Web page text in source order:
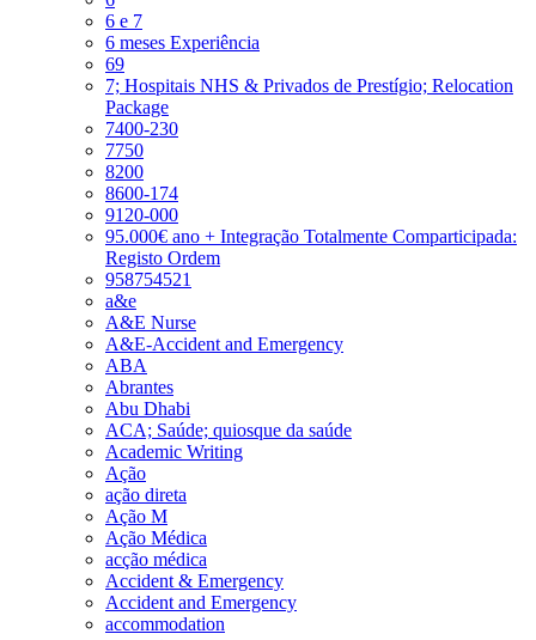
6 e 7
6 meses Experiência
69
7; Hospitais NHS & Privados de Prestígio; Relocation
Package
7400-230
7750
8200
8600-174
9120-000
95.000€ ano + Integração Totalmente Comparticipada:
Registo Ordem
958754521
a&e
A&E Nurse
A&E-Accident and Emergency
ABA
Abrantes
Abu Dhabi
ACA; Saúde; quiosque da saúde
Academic Writing
Ação
ação direta
Ação M
Ação Médica
acção médica
Accident & Emergency
Accident and Emergency
accommodation